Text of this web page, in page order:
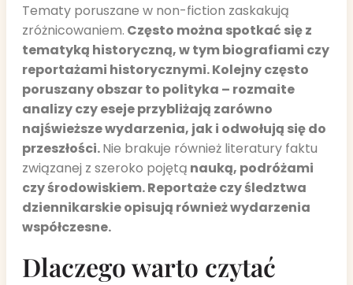
Tematy poruszane w non-fiction zaskakują
zróżnicowaniem. Często można spotkać się z
tematyką historyczną, w tym biografiami czy
reportażami historycznymi. Kolejny często
poruszany obszar to polityka – rozmaite
analizy czy eseje przybliżają zarówno
najświeższe wydarzenia, jak i odwołują się do
przeszłości.Nie brakuje również literatury faktu
związanej z szeroko pojętą nauką, podróżami
czy środowiskiem. Reportaże czy śledztwa
dziennikarskie opisują również wydarzenia
współczesne.
Dlaczego warto czytać